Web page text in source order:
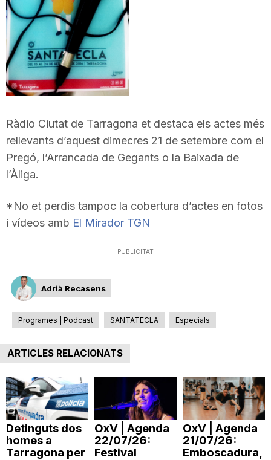
d
e
T
r
a
g
o
n
Ràdio Ciutat de Tarragona et destaca els actes més
rellevants d’aquest dimecres 21 de setembre com el
Pregó, l’Arrancada de Gegants o la Baixada de
l’Àliga.
*No et perdis tampoc la cobertura d’actes en fotos
i vídeos amb El Mirador TGN
PUBLICITAT
Adrià Recasens
Programes | Podcast SANTATECLA Especials
ARTICLES RELACIONATS
Detinguts dos
homes a
Tarragona per
OxV | Agenda
22/07/26:
Festival
OxV | Agenda
21/07/26:
Emboscadura,